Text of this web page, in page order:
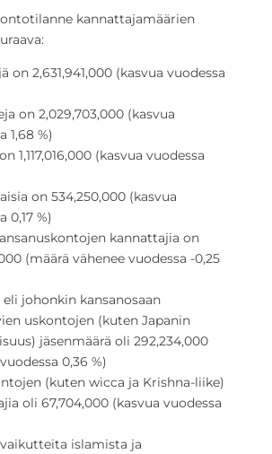
kannattajamäärien
on 2,631,941,000 (kasvua vuodessa
on 2,029,703,000 (kasvua
1,68 %)
1,117,016,000 (kasvua vuodessa
on 534,250,000 (kasvua
0,17 %)
kannattajia on
(määrä vähenee vuodessa -0,25
johonkin kansanosaan
uskontojen (kuten Japanin
jäsenmäärä oli 292,234,000
0,36 %)
(kuten wicca ja Krishna-liike)
oli 67,704,000 (kasvua vuodessa
islamista ja